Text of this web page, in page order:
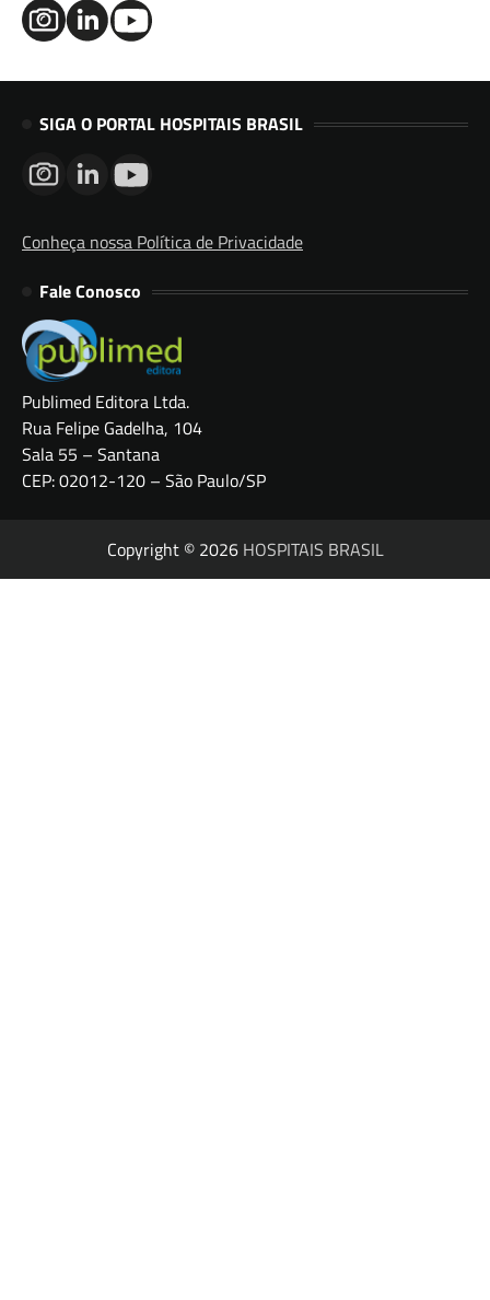
SIGA O PORTAL HOSPITAIS BRASIL
Conheça nossa Política de Privacidade
Fale Conosco
Publimed Editora Ltda.
Rua Felipe Gadelha, 104
Sala 55 – Santana
CEP: 02012-120 – São Paulo/SP
Copyright © 2026 HOSPITAIS BRASIL